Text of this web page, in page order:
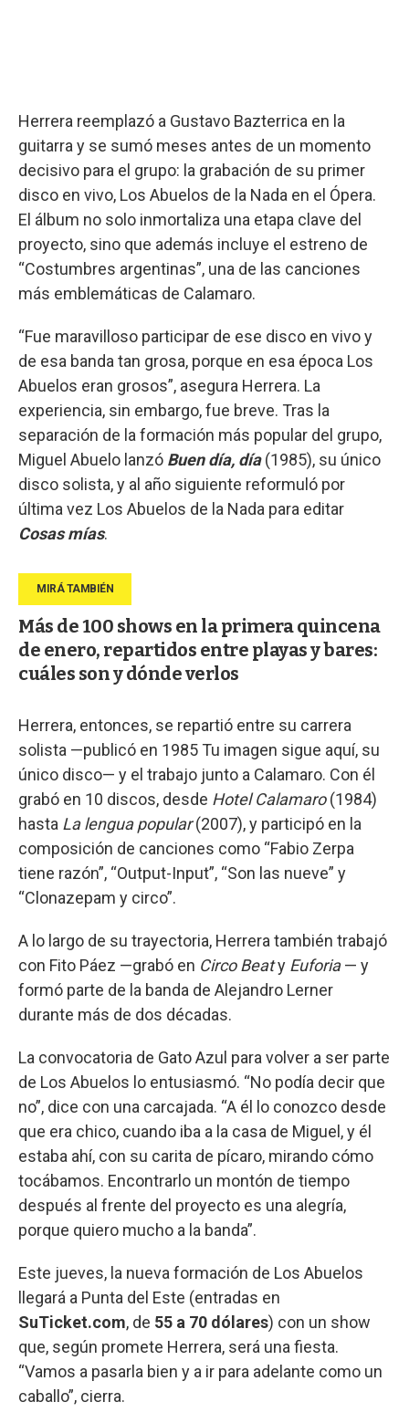
Herrera reemplazó a Gustavo Bazterrica en la
guitarra y se sumó meses antes de un momento
decisivo para el grupo: la grabación de su primer
disco en vivo, Los Abuelos de la Nada en el Ópera.
El álbum no solo inmortaliza una etapa clave del
proyecto, sino que además incluye el estreno de
“Costumbres argentinas”, una de las canciones
más emblemáticas de Calamaro.
“Fue maravilloso participar de ese disco en vivo y
de esa banda tan grosa, porque en esa época Los
Abuelos eran grosos”, asegura Herrera. La
experiencia, sin embargo, fue breve. Tras la
separación de la formación más popular del grupo,
Miguel Abuelo lanzó Buen día, día(1985), su único
disco solista, y al año siguiente reformuló por
última vez Los Abuelos de la Nada para editar
Cosas mías.
Más de 100 shows en la primera quincena
de enero, repartidos entre playas y bares:
cuáles son y dónde verlos
Herrera, entonces, se repartió entre su carrera
solista —publicó en 1985 Tu imagen sigue aquí, su
único disco— y el trabajo junto a Calamaro. Con él
grabó en 10 discos, desde Hotel Calamaro(1984)
hasta La lengua popular(2007), y participó en la
composición de canciones como “Fabio Zerpa
tiene razón”, “Output-Input”, “Son las nueve” y
“Clonazepam y circo”.
A lo largo de su trayectoria, Herrera también trabajó
con Fito Páez —grabó en Circo Beaty Euforia— y
formó parte de la banda de Alejandro Lerner
durante más de dos décadas.
La convocatoria de Gato Azul para volver a ser parte
de Los Abuelos lo entusiasmó. “No podía decir que
no”, dice con una carcajada. “A él lo conozco desde
que era chico, cuando iba a la casa de Miguel, y él
estaba ahí, con su carita de pícaro, mirando cómo
tocábamos. Encontrarlo un montón de tiempo
después al frente del proyecto es una alegría,
porque quiero mucho a la banda”.
Este jueves, la nueva formación de Los Abuelos
llegará a Punta del Este (entradas en
SuTicket.com, de 55 a 70 dólares) con un show
que, según promete Herrera, será una fiesta.
“Vamos a pasarla bien y a ir para adelante como un
caballo”, cierra.